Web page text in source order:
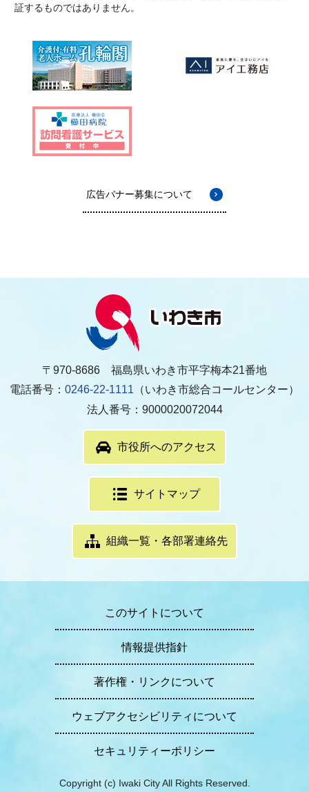
証するものではありません。
広告バナー募集について
〒970-8686 福島県いわき市平字梅本21番地
電話番号： 0246-22-1111 （いわき市総合コールセンター）
法人番号：9000020072044
市役所へのアクセス
サイトマップ
組織一覧・各部署連絡先
このサイトについて
情報提供指針
著作権・リンクについて
ウェブアクセシビリティについて
セキュリティーポリシー
Copyright (c) Iwaki City All Rights Reserved.